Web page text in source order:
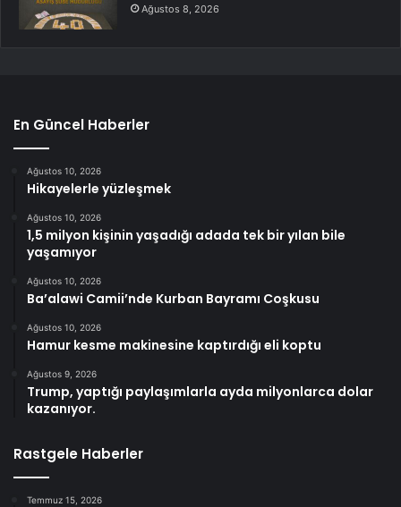
Ağustos 8, 2026
En Güncel Haberler
Ağustos 10, 2026
Hikayelerle yüzleşmek
Ağustos 10, 2026
1,5 milyon kişinin yaşadığı adada tek bir yılan bile
yaşamıyor
Ağustos 10, 2026
Ba’alawi Camii’nde Kurban Bayramı Coşkusu
Ağustos 10, 2026
Hamur kesme makinesine kaptırdığı eli koptu
Ağustos 9, 2026
Trump, yaptığı paylaşımlarla ayda milyonlarca dolar
kazanıyor.
Rastgele Haberler
Temmuz 15, 2026